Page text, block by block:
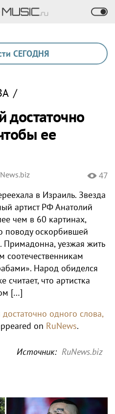
СЕГОДНЯ
/
достаточно
ее
47
в Израиль. Звезда
артист РФ Анатолий
чем в 60 картинах,
поводу оскорбившей
Примадонна, уезжая жить
соотечественникам
Народ обиделся
считает, что артистка
[…]
одного слова,
on RuNews.
Источник: RuNews.biz